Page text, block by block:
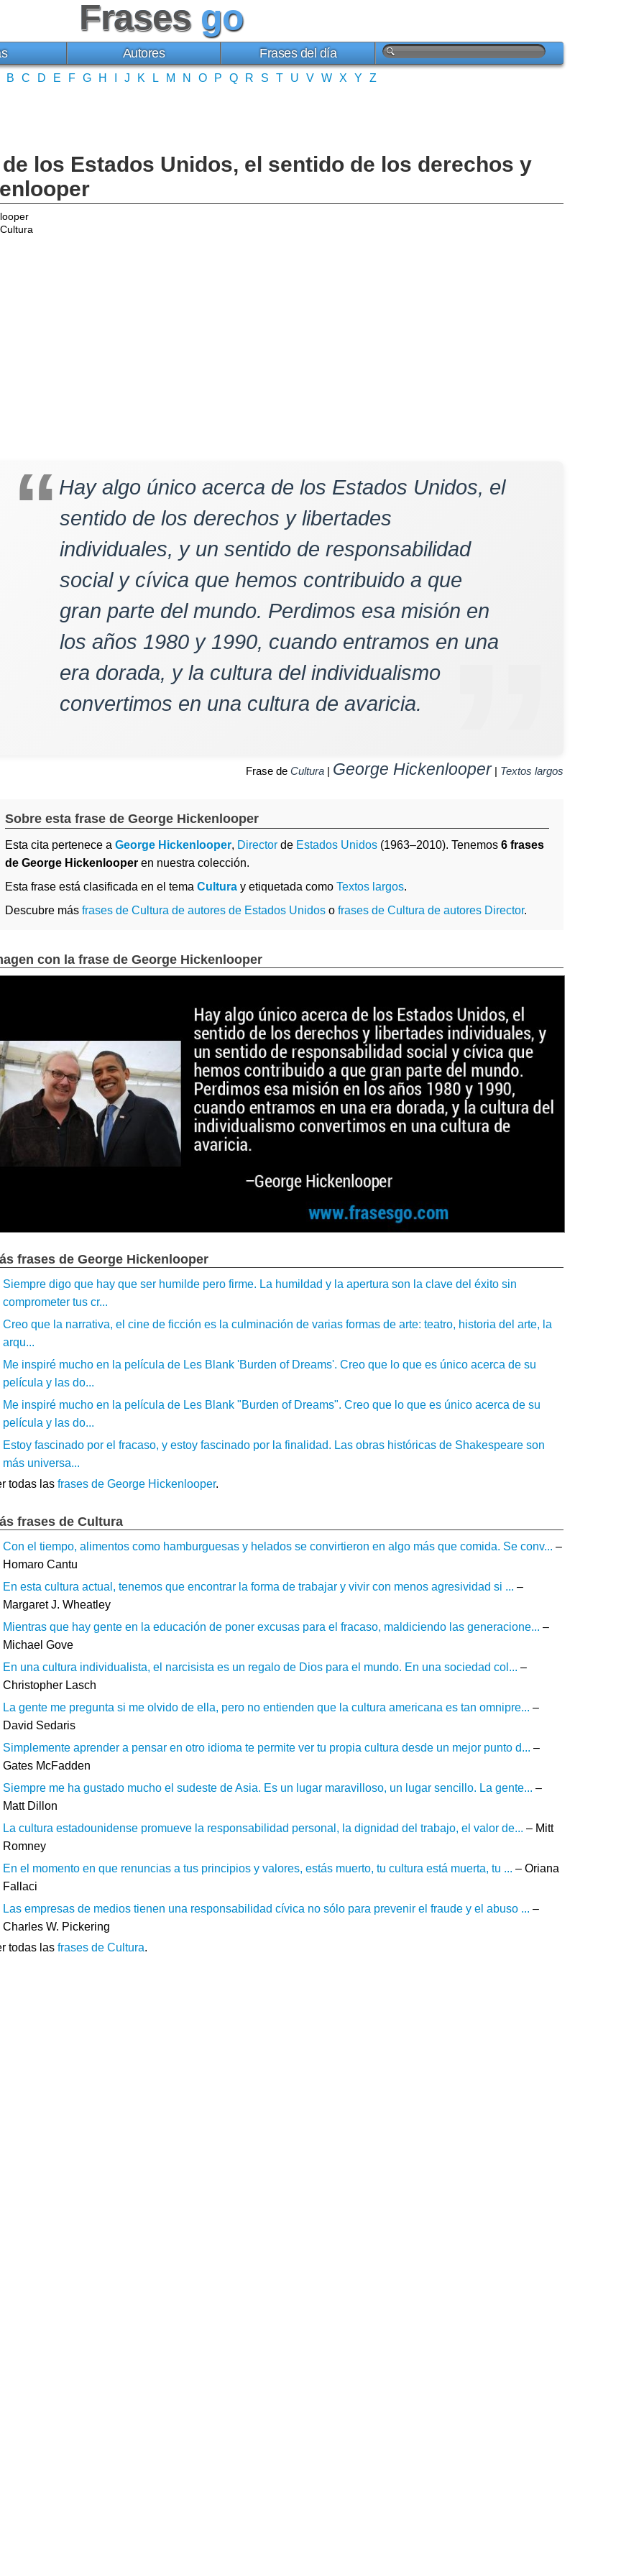
Frases go
Autores Frases del día
B C D E F G H J K L M N O P Q R S T U V W X Y Z
los Estados Unidos, el sentido de los derechos y
Hay algo único acerca de los Estados Unidos, el
sentido de los derechos y libertades
individuales, y un sentido de responsabilidad
social y cívica que hemos contribuido a que
gran parte del mundo. Perdimos esa misión en
los años 1980 y 1990, cuando entramos en una
era dorada, y la cultura del individualismo
convertimos en una cultura de avaricia.
Frase de Cultura | George Hickenlooper| Textos largos
Sobre esta frase de George Hickenlooper
Esta cita pertenece a George Hickenlooper, Director de Estados Unidos (1963–2010). Tenemos 6 frases
de George Hickenlooper en nuestra colección.
Esta frase está clasificada en el tema Cultura y etiquetada como Textos largos.
Descubre más frases de Cultura de autores de Estados Unidos o frases de Cultura de autores Director.
con la frase de George Hickenlooper
frases de George Hickenlooper
Siempre digo que hay que ser humilde pero firme. La humildad y la apertura son la clave del éxito sin
comprometer tus cr...
Creo que la narrativa, el cine de ficción es la culminación de varias formas de arte: teatro, historia del arte, la
arqu...
Me inspiré mucho en la película de Les Blank 'Burden of Dreams'. Creo que lo que es único acerca de su
película y las do...
Me inspiré mucho en la película de Les Blank "Burden of Dreams". Creo que lo que es único acerca de su
película y las do...
Estoy fascinado por el fracaso, y estoy fascinado por la finalidad. Las obras históricas de Shakespeare son
más universa...
todas las frases de George Hickenlooper.
frases de Cultura
Con el tiempo, alimentos como hamburguesas y helados se convirtieron en algo más que comida. Se conv... –
Homaro Cantu
En esta cultura actual, tenemos que encontrar la forma de trabajar y vivir con menos agresividad si ... –
Margaret J. Wheatley
Mientras que hay gente en la educación de poner excusas para el fracaso, maldiciendo las generacione... –
Michael Gove
En una cultura individualista, el narcisista es un regalo de Dios para el mundo. En una sociedad col... –
Christopher Lasch
La gente me pregunta si me olvido de ella, pero no entienden que la cultura americana es tan omnipre... –
David Sedaris
Simplemente aprender a pensar en otro idioma te permite ver tu propia cultura desde un mejor punto d... –
Gates McFadden
Siempre me ha gustado mucho el sudeste de Asia. Es un lugar maravilloso, un lugar sencillo. La gente... –
Matt Dillon
La cultura estadounidense promueve la responsabilidad personal, la dignidad del trabajo, el valor de... – Mitt
Romney
En el momento en que renuncias a tus principios y valores, estás muerto, tu cultura está muerta, tu ... – Oriana
Fallaci
Las empresas de medios tienen una responsabilidad cívica no sólo para prevenir el fraude y el abuso ... –
Charles W. Pickering
todas las frases de Cultura.